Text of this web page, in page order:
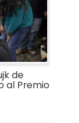
de
al Premio